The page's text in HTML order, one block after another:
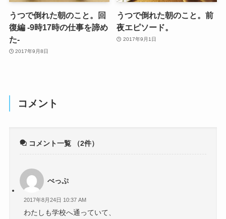
うつで倒れた朝のこと。回
復編 -9時17時の仕事を諦め
た-
2017年9月8日
うつで倒れた朝のこと。前
夜エピソード。
2017年9月1日
コメント
コメント一覧 （2件）
べっぷ
2017年8月24日 10:37 AM
わたしも学校へ通っていて、